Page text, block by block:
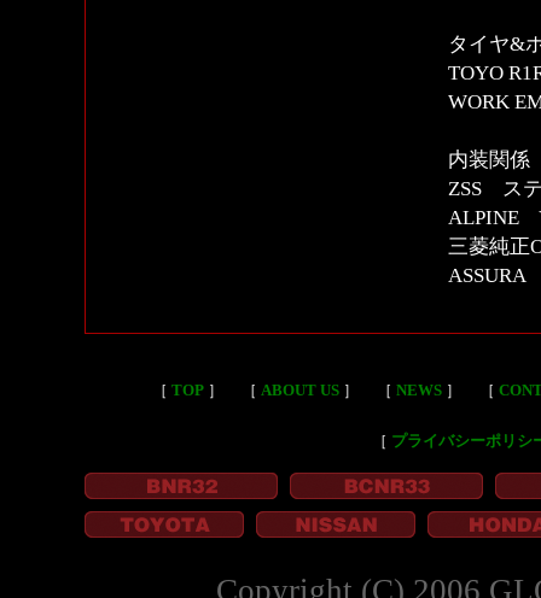
タイヤ&
TOYO
WORK
内装関係
ZSS ス
ALPINE
三菱純正
ASSURA
［ TOP］ ［ ABOUT US］ ［ NEWS］ ［
［ プライバシーポリシ
Copyright (C) 2006